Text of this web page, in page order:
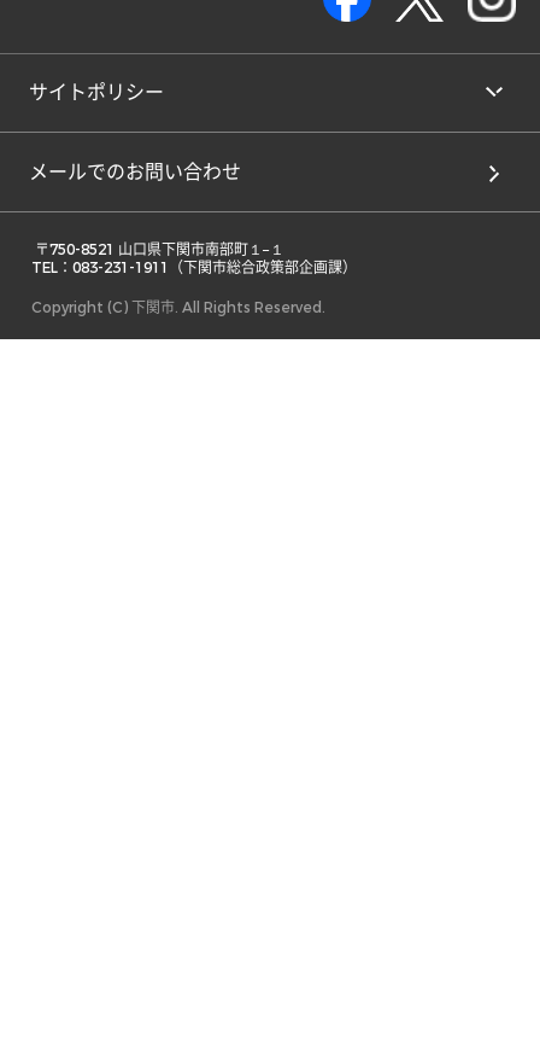
サイトポリシー
メールでのお問い合わせ
TEL：083-231-1911（下関市総合政策部企画課）
Copyright (C) 下関市. All Rights Reserved.